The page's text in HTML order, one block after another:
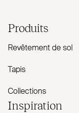
Produits
Revêtement de sol
Tapis
Collections
Inspiration